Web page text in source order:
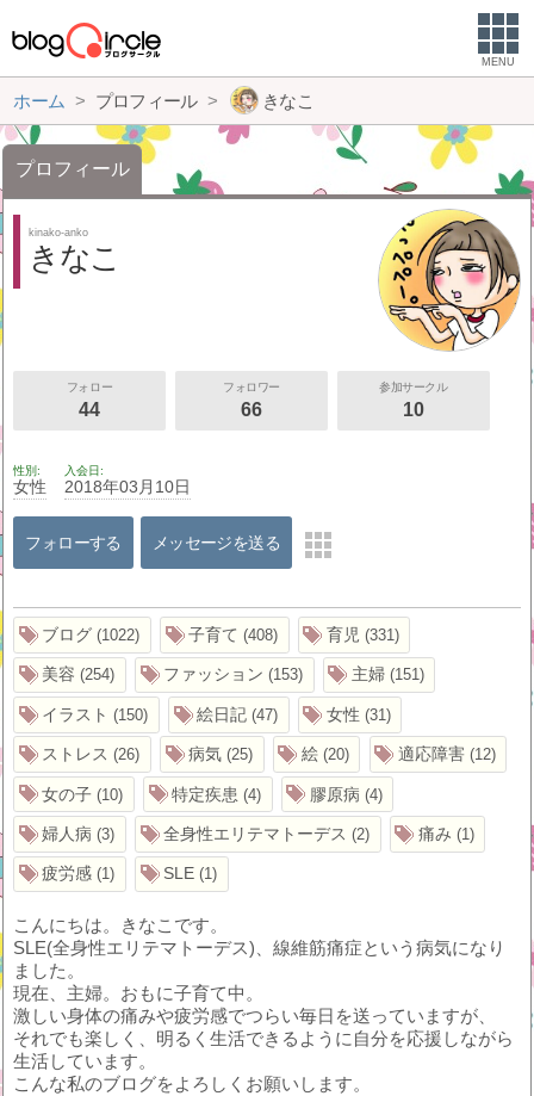
MENU
ホーム プロフィール きなこ
プロフィール
kinako-anko
きなこ
フォロー
44
フォロワー
66
参加サークル
10
性別
女性
入会日
2018年03月10日
フォローする メッセージを送る
ブログ 1022 子育て 408 育児 331
美容 254 ファッション 153 主婦 151
イラスト 150 絵日記 47 女性 31
ストレス 26 病気 25 絵 20 適応障害 12
女の子 10 特定疾患 4 膠原病 4
婦人病 3 全身性エリテマトーデス 2 痛み 1
疲労感 1 SLE 1
こんにちは。きなこです。
SLE(全身性エリテマトーデス)、線維筋痛症という病気になり
ました。
現在、主婦。おもに子育て中。
激しい身体の痛みや疲労感でつらい毎日を送っていますが、
それでも楽しく、明るく生活できるように自分を応援しながら
生活しています。
こんな私のブログをよろしくお願いします。